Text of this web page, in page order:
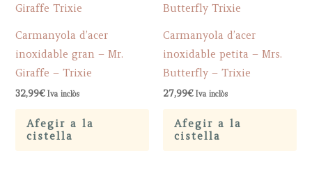
Carmanyola d’acer
inoxidable gran – Mr.
Giraffe – Trixie
32,99€ Iva inclòs
Afegir a la
cistella
Carmanyola d’acer
inoxidable petita – Mrs.
Butterfly – Trixie
27,99€ Iva inclòs
Afegir a la
cistella